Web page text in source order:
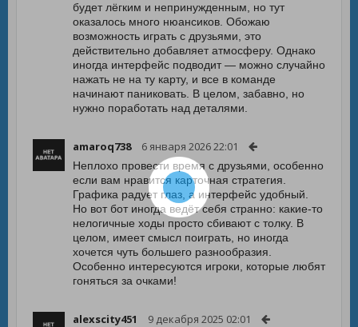
будет лёгким и непринужденным, но тут
оказалось много нюансиков. Обожаю
возможность играть с друзьями, это
действительно добавляет атмосферу. Однако
иногда интерфейс подводит — можно случайно
нажать не на ту карту, и все в команде
начинают паниковать. В целом, забавно, но
нужно поработать над деталями.
amaroq738 6 января 2026 22:01
Неплохо провести время с друзьями, особенно
если вам нравится карточная стратегия.
Графика радует глаз, а интерфейс удобный.
Но вот бот иногда ведёт себя странно: какие-то
нелогичные ходы просто сбивают с толку. В
целом, имеет смысл поиграть, но иногда
хочется чуть большего разнообразия.
Особенно интересуются игроки, которые любят
гоняться за очками!
alexscity451 9 декабря 2025 02:01